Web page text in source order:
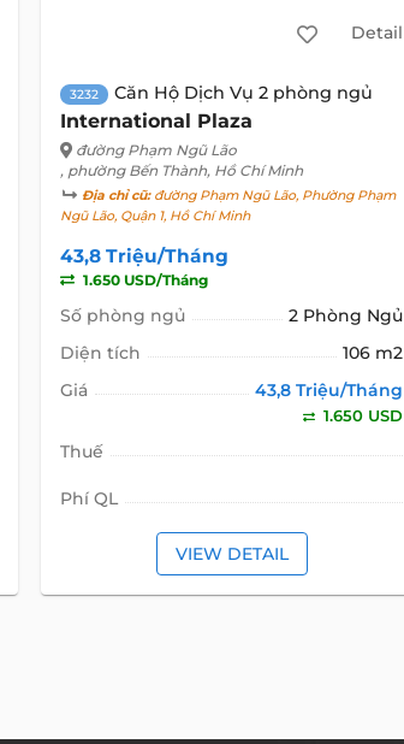
Detail
3232 Căn Hộ Dịch Vụ 2 phòng ngủ
International Plaza
đường Phạm Ngũ Lão
, phường Bến Thành, Hồ Chí Minh
Địa chỉ cũ:đường Phạm Ngũ Lão, Phường Phạm
Ngũ Lão, Quận 1, Hồ Chí Minh
43,8 Triệu/Tháng
1.650 USD/Tháng
Số phòng ngủ
2 Phòng Ngủ
Diện tích
106 m2
Giá
43,8 Triệu/Tháng
1.650 USD
Thuế
Phí QL
VIEW DETAIL